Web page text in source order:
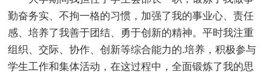
勤奋务实、不拘一格的习惯，加强了我的事业心、责任
感、培养了我善于团结、勇于创新的精神。平时我注重
组织、交际、协作、创新等综合能力的.培养，积极参与
学生工作和集体活动，在这过程中，全面锻炼了我的思